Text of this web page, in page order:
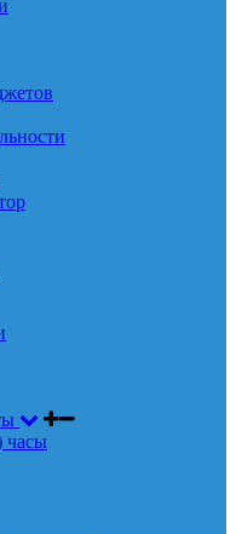
часы